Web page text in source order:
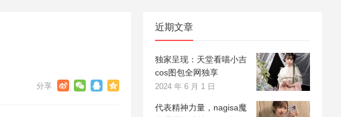
近期文章
独家呈现：天堂看喵小吉
cos图包全网独享
2024 年 6 月 1 日
代表精神力量，nagisa魔